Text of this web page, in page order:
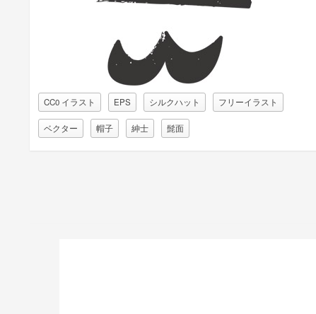
CC0 イラスト EPS シルクハット フリーイラスト
ベクター 帽子 紳士 髭面